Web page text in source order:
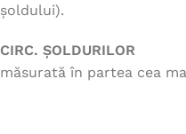
șoldului).
CIRC. ȘOLDURILOR
măsurată în partea cea